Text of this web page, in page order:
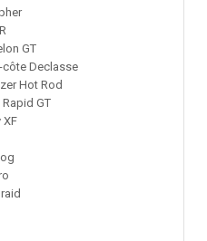
GT
côte Declasse
Hot Rod
GT
XF